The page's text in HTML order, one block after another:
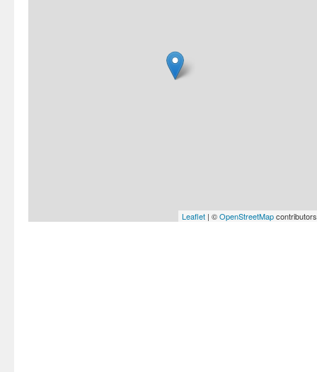
Leaflet | ©OpenStreetMapcontributors